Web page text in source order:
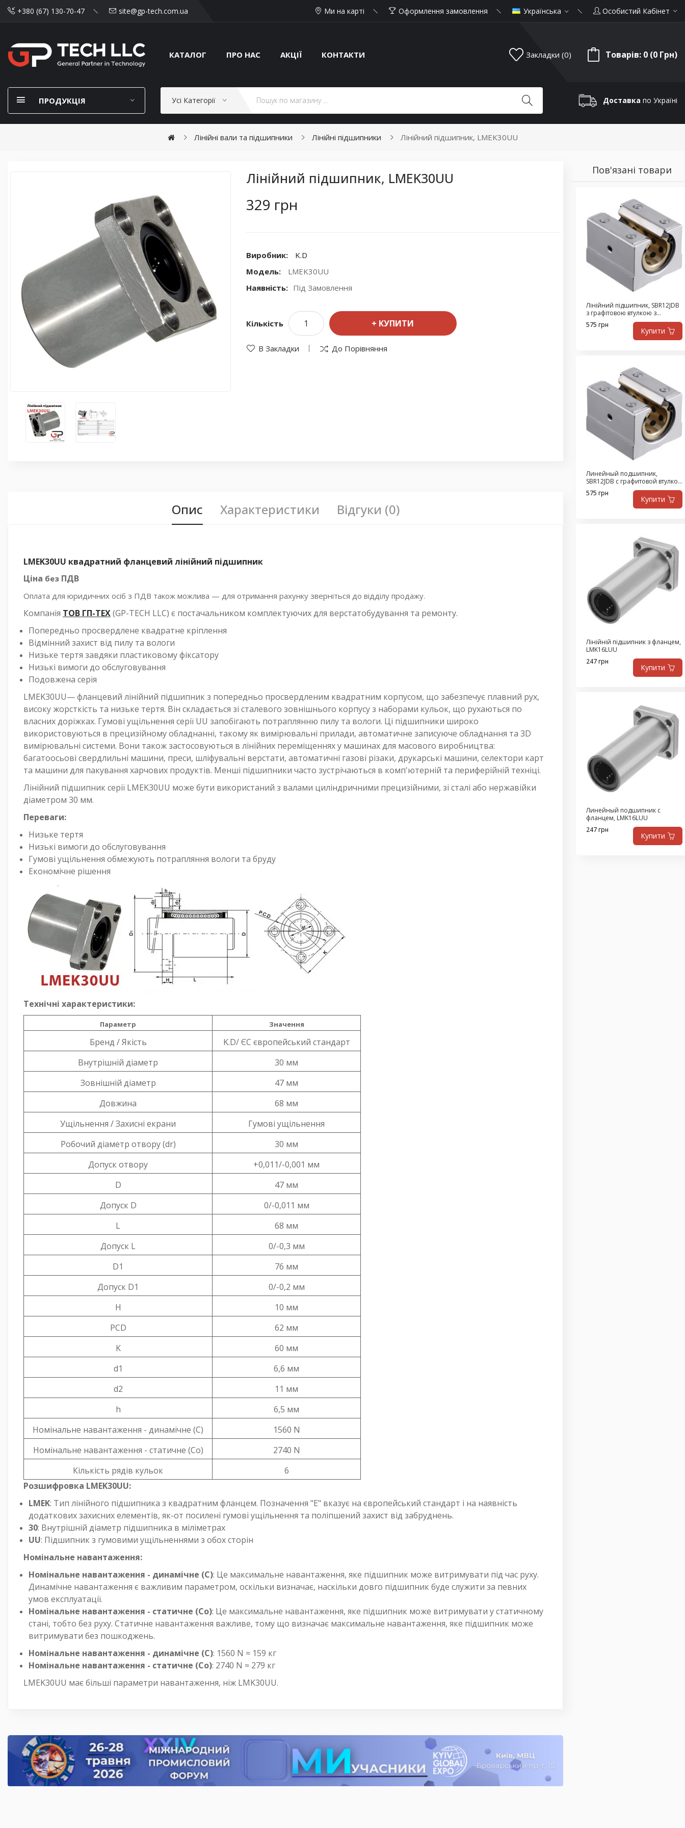
+380 (67) 130-70-47 site@gp-tech.com.ua Ми на карті Оформлення замовлення Українська Особистий Кабінет
КАТАЛОГ ПРО НАС АКЦІЇ КОНТАКТИ Закладки (0) Товарів: 0 (0 Грн)
ПРОДУКЦІЯ Усі Категорії Доставка по Україні
Лінійні вали та підшипники Лінійні підшипники Лінійний підшипник, LMEK30UU
Лінійний підшипник, LMEK30UU
329 грн
Виробник:
K.D
Модель:
LMEK30UU
Наявність: Під Замовлення
Кількість КУПИТИ
В Закладки До Порівняння
Опис Характеристики Відгуки (0)
LMEK30UU квадратний фланцевий лінійний підшипник
Ціна без ПДВ
Оплата для юридичних осіб з ПДВ також можлива — для отримання рахунку зверніться до відділу продажу.
Компанія ТОВ ГП-ТЕХ(GP-TECH LLC) є постачальником комплектуючих для верстатобудування та ремонту.
Попередньо просвердлене квадратне кріплення
Відмінний захист від пилу та вологи
Низьке тертя завдяки пластиковому фіксатору
Низькі вимоги до обслуговування
Подовжена серія
LMEK30UU— фланцевий лінійний підшипник з попередньо просвердленим квадратним корпусом, що забезпечує плавний рух,
високу жорсткість та низьке тертя. Він складається зі сталевого зовнішнього корпусу з наборами кульок, що рухаються по
власних доріжках. Гумові ущільнення серії UU запобігають потраплянню пилу та вологи. Ці підшипники широко
використовуються в прецизійному обладнанні, такому як вимірювальні прилади, автоматичне записуюче обладнання та 3D
вимірювальні системи. Вони також застосовуються в лінійних переміщеннях у машинах для масового виробництва:
багатоосьові свердлильні машини, преси, шліфувальні верстати, автоматичні газові різаки, друкарські машини, селектори карт
та машини для пакування харчових продуктів. Менші підшипники часто зустрічаються в комп'ютерній та периферійній техніці.
Лінійний підшипник серії LMEK30UU може бути використаний з валами циліндричними прецизійними, зі сталі або нержавійки
діаметром 30 мм.
Переваги:
Низьке тертя
Низькі вимоги до обслуговування
Гумові ущільнення обмежують потрапляння вологи та бруду
Економічне рішення
Технічні характеристики:
Параметр Значення
Бренд / Якість
K.D/ ЄС європейський стандарт
Внутрішній діаметр
30 мм
Зовнішній діаметр
47 мм
Довжина
68 мм
Ущільнення / Захисні екрани
Гумові ущільнення
Робочий діаметр отвору (dr)
30 мм
Допуск отвору
+0,011/-0,001 мм
D
47 мм
Допуск D
0/-0,011 мм
L
68 мм
Допуск L
0/-0,3 мм
D1
76 мм
Допуск D1
0/-0,2 мм
H
10 мм
PCD
62 мм
K
60 мм
d1
6,6 мм
d2
11 мм
h
6,5 мм
Номінальне навантаження - динамічне (C)
1560 N
Номінальне навантаження - статичне (Co)
2740 N
Кількість рядів кульок
6
Розшифровка LMEK30UU:
LMEK: Тип лінійного підшипника з квадратним фланцем. Позначення "E" вказує на європейський стандарт і на наявність
додаткових захисних елементів, як-от посилені гумові ущільнення та поліпшений захист від забруднень.
30: Внутрішній діаметр підшипника в міліметрах
UU: Підшипник з гумовими ущільненнями з обох сторін
Номінальне навантаження:
Номінальне навантаження - динамічне (C): Це максимальне навантаження, яке підшипник може витримувати під час руху.
Динамічне навантаження є важливим параметром, оскільки визначає, наскільки довго підшипник буде служити за певних
умов експлуатації.
Номінальне навантаження - статичне (Co): Це максимальне навантаження, яке підшипник може витримувати у статичному
стані, тобто без руху. Статичне навантаження важливе, тому що визначає максимальне навантаження, яке підшипник може
витримувати без пошкоджень.
Номінальне навантаження - динамічне (C): 1560 N ≈ 159 кг
Номінальне навантаження - статичне (Co): 2740 N ≈ 279 кг
LMEK30UU має більші параметри навантаження, ніж LMK30UU.
Пов'язані товари
Лінійний підшипник, SBR12JDB
з графітовою втулкою з
високоміцної латуні,
самозмащувальний
575 грн
Купити
Линейный подшипник,
SBR12JDB с графитовой втулкой
из высокопрочной латуни,
самосмазывающийся
575 грн
Купити
Лінійній підшипник з фланцем,
LMK16LUU
247 грн
Купити
Линейный подшипник с
фланцем, LMK16LUU
247 грн
Купити